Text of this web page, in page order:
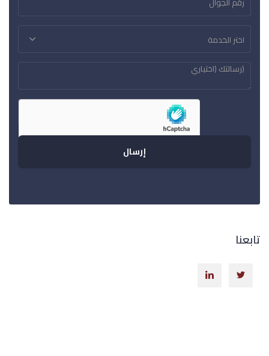
اختر الخدمة
تابعنا